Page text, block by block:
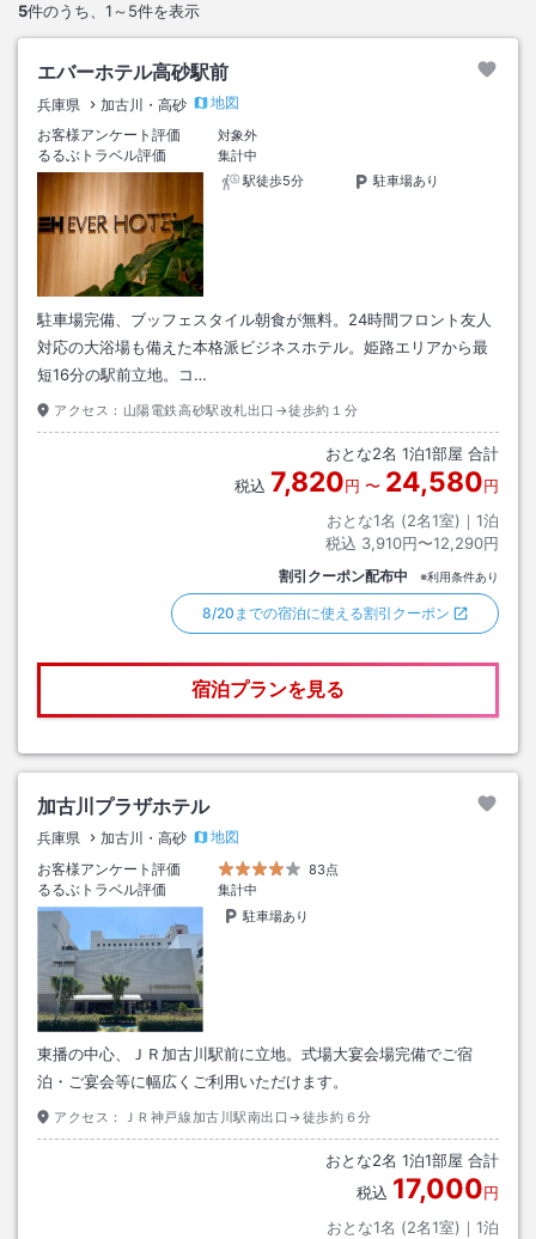
5件のうち、 1～5件を表示
エバーホテル高砂駅前
兵庫県 加古川・高砂
地図
お客様アンケート評価
対象外
るるぶトラベル評価
集計中
駅徒歩5分
駐車場あり
駐車場完備、ブッフェスタイル朝食が無料。24時間フロント友人
対応の大浴場も備えた本格派ビジネスホテル。姫路エリアから最
短16分の駅前立地。コ…
アクセス： 山陽電鉄高砂駅改札出口→徒歩約１分
おとな2名 1泊1部屋 合計
税込 7,820円 〜 24,580円
おとな1名 (2名1室)｜ 1泊
税込 3,910円〜12,290円
割引クーポン配布中 ※利用条件あり
8/20までの宿泊に使える割引クーポン
宿泊プランを見る
加古川プラザホテル
兵庫県 加古川・高砂
地図
お客様アンケート評価
83点
るるぶトラベル評価
集計中
駐車場あり
東播の中心、ＪＲ加古川駅前に立地。式場大宴会場完備でご宿
泊・ご宴会等に幅広くご利用いただけます。
アクセス： ＪＲ神戸線加古川駅南出口→徒歩約６分
おとな2名 1泊1部屋 合計
税込 17,000円
おとな1名 (2名1室)｜ 1泊